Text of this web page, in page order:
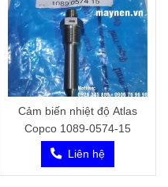
Cảm biến nhiệt độ Atlas
Copco 1089-0574-15
Liên hệ